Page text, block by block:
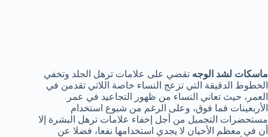
ماسكات لشد الوجه تقضي على علامات ترهل الجلد وتخفي
الخطوط الدقيقة التي تزعج النساء خاصة اللاتي تقدمن في
العمر، حيث تعاني النساء من ظهور التجاعيد في عمر
الأربعينات فما فوق، وعلى الرغم من شيوع استخدام
مستحضرات التجميل من أجل إخفاء علامات ترهل البشرة إلا
أن في معظم الأحيان لا يجدي استخدامها نفعا، فضلا عن